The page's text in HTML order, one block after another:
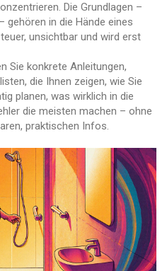
Die Grundlagen –
gehören in die Hände eines
unsichtbar und wird erst
Sie konkrete Anleitungen,
die Ihnen zeigen, wie Sie
planen, was wirklich in die
die meisten machen – ohne
praktischen Infos.